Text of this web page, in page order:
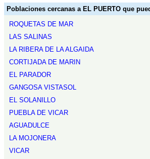
Poblaciones cercanas a EL PUERTO que
ROQUETAS DE MAR
LAS SALINAS
LA RIBERA DE LA ALGAIDA
CORTIJADA DE MARIN
EL PARADOR
GANGOSA VISTASOL
EL SOLANILLO
PUEBLA DE VICAR
AGUADULCE
LA MOJONERA
VICAR